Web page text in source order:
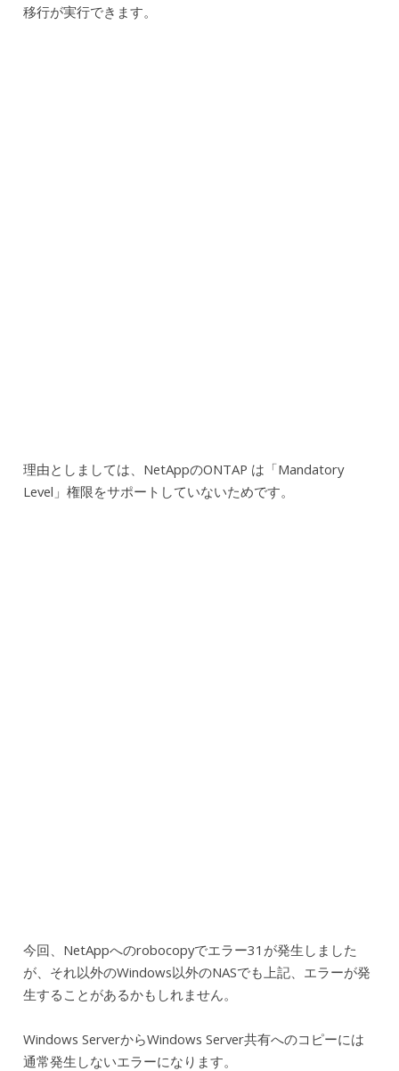
移行が実行できます。
理由としましては、NetAppのONTAP は「Mandatory
Level」権限をサポートしていないためです。
今回、NetAppへのrobocopyでエラー31が発生しました
が、それ以外のWindows以外のNASでも上記、エラーが発
生することがあるかもしれません。
Windows ServerからWindows Server共有へのコピーには
通常発生しないエラーになります。